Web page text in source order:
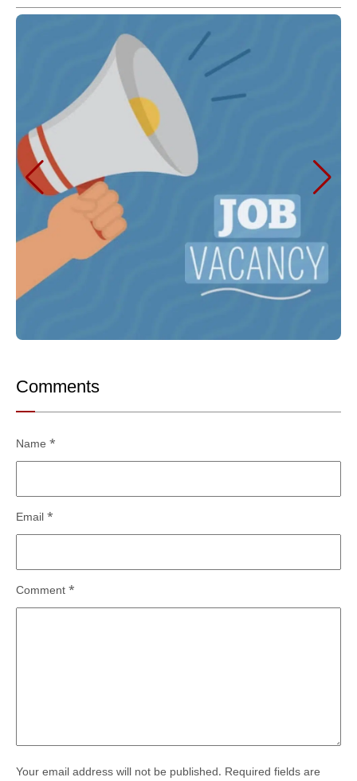
Comments
Your email address will not be published. Required fields are
Comment *
Name *
Email *